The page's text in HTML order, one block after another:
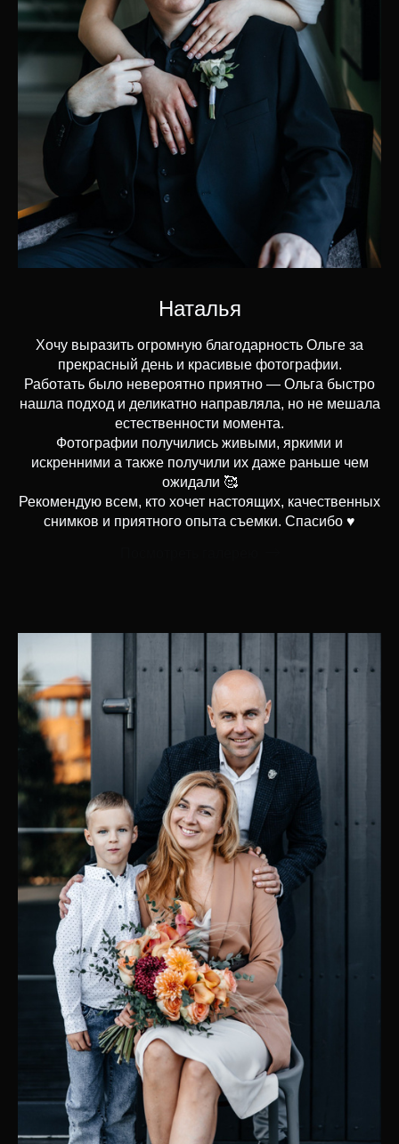
Наталья
Хочу выразить огромную благодарность Ольге за
прекрасный день и красивые фотографии.
Работать было невероятно приятно — Ольга быстро
нашла подход и деликатно направляла, но не мешала
естественности момента.
Фотографии получились живыми, яркими и
искренними а также получили их даже раньше чем
ожидали 🥰
Рекомендую всем, кто хочет настоящих, качественных
снимков и приятного опыта съемки. Спасибо ♥️